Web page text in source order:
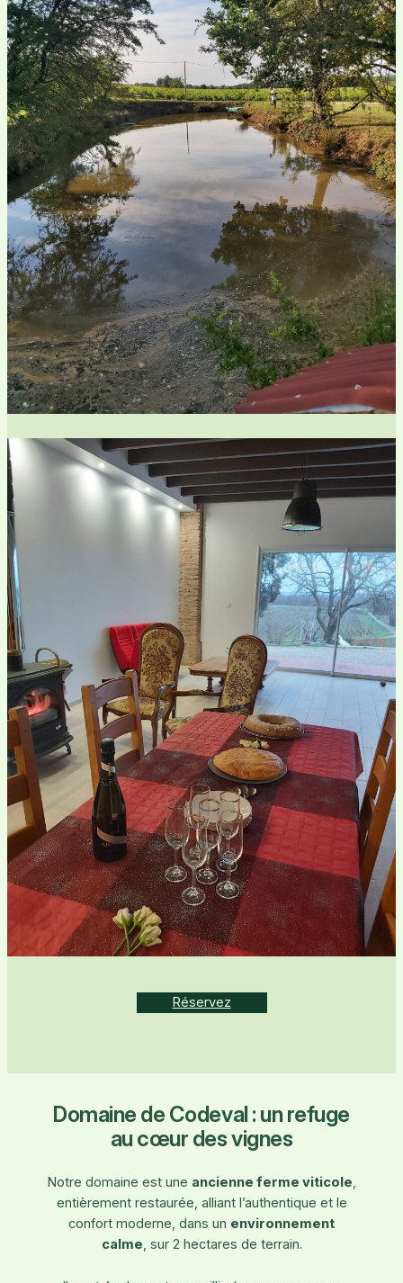
Réservez
Domaine de Codeval : un refuge
au cœur des vignes
Notre domaine est une ancienne ferme viticole,
entièrement restaurée, alliant l’authentique et le
confort moderne, dans un environnement
calme, sur 2 hectares de terrain.